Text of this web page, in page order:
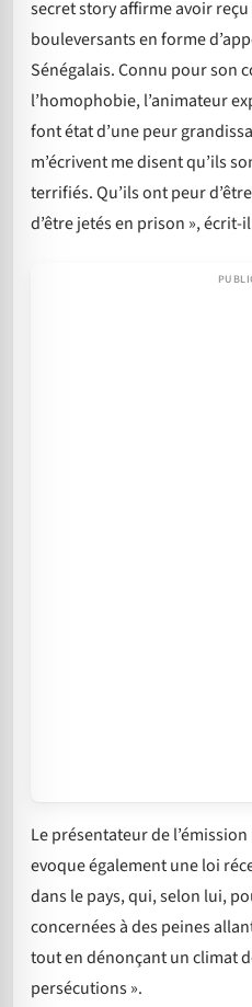
secret story affirme avoir
bouleversants en forme
Sénégalais. Connu pour son
l’homophobie, l’animateur
font état d’une peur
m’écrivent me disent qu’ils
terrifiés. Qu’ils ont peur
d’être jetés en prison », écrit-
Le présentateur de
evoque également une loi
dans le pays, qui, selon lui,
concernées à des peines
tout en dénonçant un climat
persécutions ».